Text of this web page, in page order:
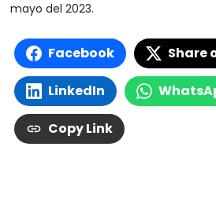
mayo del 2023.
Facebook Share
LinkedIn
Copy Link